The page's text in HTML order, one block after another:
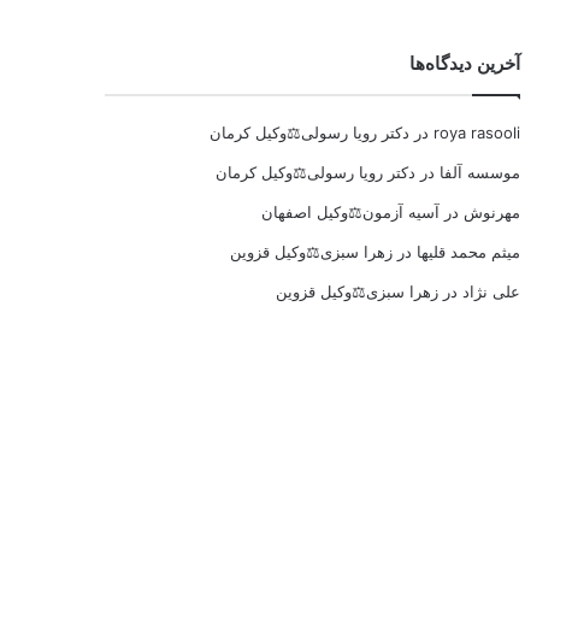
آخرین دیدگاه‌ها
roya rasooli در دکتر رویا رسولی⚖️وکیل کرمان
موسسه آلفا در دکتر رویا رسولی⚖️وکیل کرمان
مهرنوش در آسیه آزمون⚖️وکیل اصفهان
میثم محمد قلیها درزهرا سبزی⚖️وکیل قزوین
علی نژاد درزهرا سبزی⚖️وکیل قزوین